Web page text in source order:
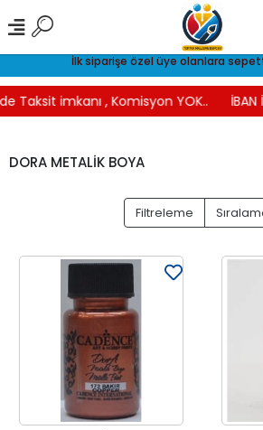
İlk siparişe özel üye olanlara
imkanı , Komisyon YOK.. İBAN
DORA METALİK BOYA
Filtreleme